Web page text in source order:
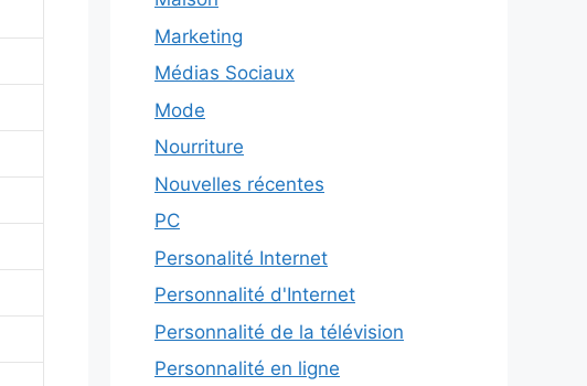
Marketing
Médias Sociaux
Mode
Nourriture
Nouvelles récentes
PC
Personalité Internet
Personnalité d'Internet
Personnalité de la télévision
Personnalité en ligne